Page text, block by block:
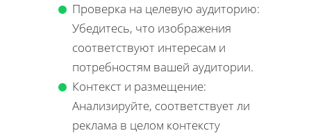
Проверка на целевую аудиторию:
Убедитесь, что изображения
соответствуют интересам и
потребностям вашей аудитории.
Контекст и размещение:
Анализируйте, соответствует ли
реклама в целом контексту